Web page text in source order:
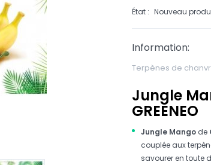
État : Nouveau
Information:
Terpènes de
Jungle
GREENEO
Jungle Mango de
couplée aux
savourer en toute